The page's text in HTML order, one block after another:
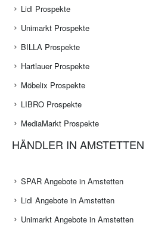
Lidl Prospekte
Unimarkt Prospekte
BILLA Prospekte
Hartlauer Prospekte
Möbelix Prospekte
LIBRO Prospekte
MediaMarkt Prospekte
HÄNDLER IN AMSTETTEN
SPAR Angebote in Amstetten
Lidl Angebote in Amstetten
Unimarkt Angebote in Amstetten